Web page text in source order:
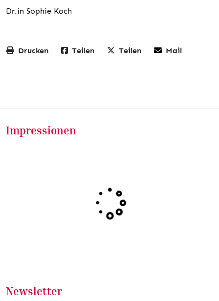
Dr.in Sophie Koch
Drucken Teilen Teilen Mail
Impressionen
Newsletter